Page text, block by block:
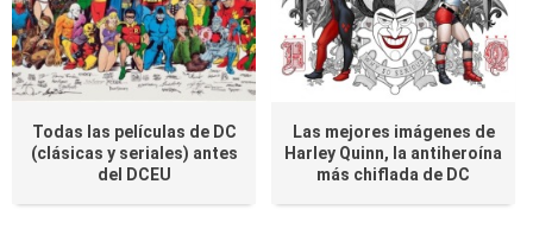
Todas las películas de DC
(clásicas y seriales) antes
del DCEU
Las mejores imágenes de
Harley Quinn, la antiheroína
más chiflada de DC